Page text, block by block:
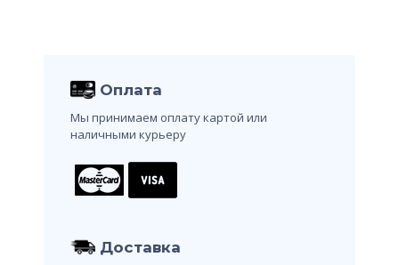
Оплата
Мы принимаем оплату картой или
наличными курьеру
Доставка